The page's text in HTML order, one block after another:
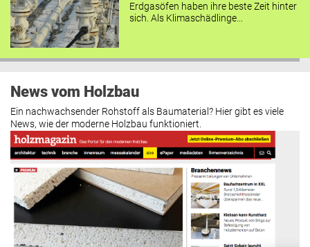
Erdgasöfen haben ihre beste Zeit hinter
sich. Als Klimaschädlinge...
News vom Holzbau
Ein nachwachsender Rohstoff als Baumaterial? Hier gibt es viele
News, wie der moderne Holzbau funktioniert.